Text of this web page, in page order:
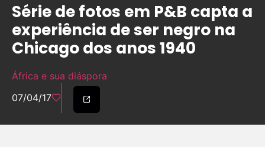
Série de fotos em P&B capta a
experiência de ser negro na
Chicago dos anos 1940
África e sua diáspora
07/04/17